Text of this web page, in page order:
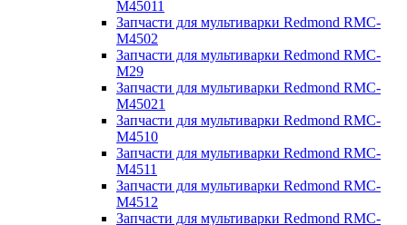
M45011
Запчасти для мультиварки Redmond RMC-
M4502
Запчасти для мультиварки Redmond RMC-
M29
Запчасти для мультиварки Redmond RMC-
M45021
Запчасти для мультиварки Redmond RMC-
M4510
Запчасти для мультиварки Redmond RMC-
M4511
Запчасти для мультиварки Redmond RMC-
M4512
Запчасти для мультиварки Redmond RMC-